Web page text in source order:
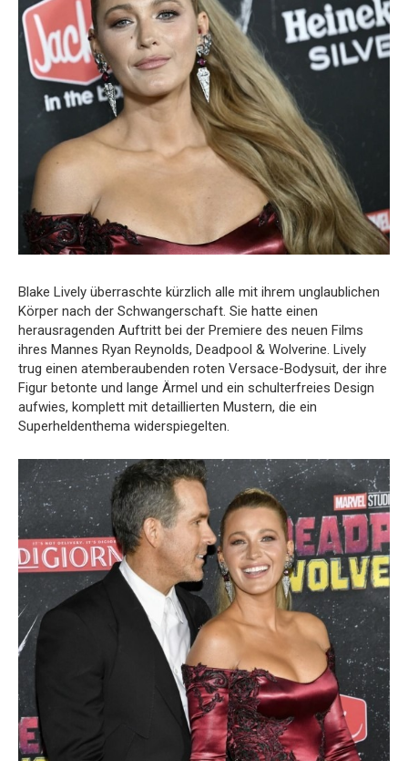
Blake Lively überraschte kürzlich alle mit ihrem unglaublichen
Körper nach der Schwangerschaft. Sie hatte einen
herausragenden Auftritt bei der Premiere des neuen Films
ihres Mannes Ryan Reynolds, Deadpool & Wolverine. Lively
trug einen atemberaubenden roten Versace-Bodysuit, der ihre
Figur betonte und lange Ärmel und ein schulterfreies Design
aufwies, komplett mit detaillierten Mustern, die ein
Superheldenthema widerspiegelten.